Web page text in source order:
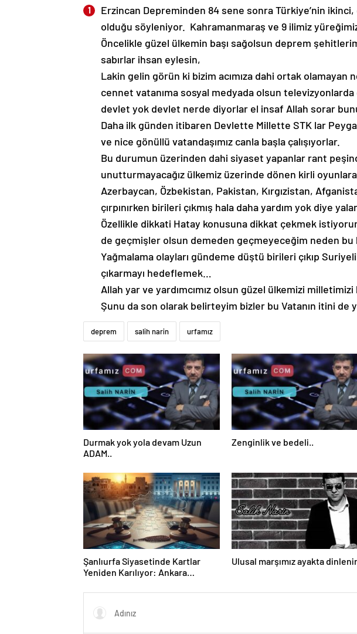
Erzincan Depreminden 84 sene sonra Türkiye’nin
olduğu söyleniyor. Kahramanmaraş ve 9 ilimiz
Öncelikle güzel ülkemin başı sağolsun deprem
sabırlar ihsan eylesin,
Lakin gelin görün ki bizim acımıza dahi ortak olamayan
cennet vatanıma sosyal medyada olsun televizyonlarda
devlet yok devlet nerde diyorlar el insaf Allah sorar
Daha ilk günden itibaren Devlette Millette STK lar
ve nice gönüllü vatandaşımız canla başla çalışıyorlar.
Bu durumun üzerinden dahi siyaset yapanlar rant
unutturmayacağız ülkemiz üzerinde dönen kirli
Azerbaycan, Özbekistan, Pakistan, Kırgızistan,
çırpınırken birileri çıkmış hala daha yardım yok diye
Özellikle dikkati Hatay konusuna dikkat çekmek
de geçmişler olsun demeden geçmeyeceğim neden bu
Yağmalama olayları gündeme düştü birileri çıkıp
çıkarmayı hedeflemek…
Allah yar ve yardımcımız olsun güzel ülkemizi
Şunu da son olarak belirteyim bizler bu Vatanın itini de
deprem salih narin urfamız
Durmak yok yola devam Uzun
ADAM..
Zenginlik ve bedeli..
Şanlıurfa Siyasetinde Kartlar
Yeniden Karılıyor: Ankara
Ulusal marşımız ayakta